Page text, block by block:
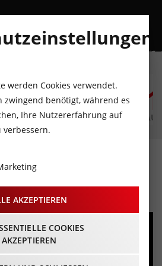
MI
12
AUGUST
DO
13
AUGUST
FR
14
AUGUST
Cinema
- Beginn 20:00 Uhr
werden Cookies verwendet.
zwingend benötigt, während es
Ihre Nutzererfahrung auf
verbessern.
AKZEPTIEREN
COOKIES
AKZEPTIEREN